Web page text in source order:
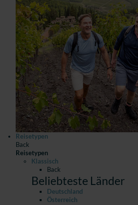
Reisetypen
Back
Reisetypen
Klassisch
Back
Beliebteste Länder
Deutschland
Österreich